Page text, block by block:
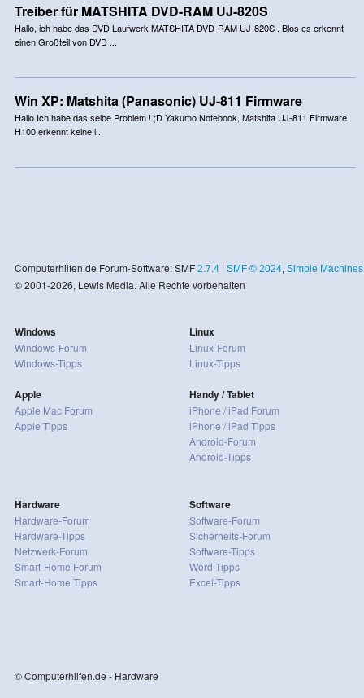
Treiber für MATSHITA DVD-RAM UJ-820S
Hallo, ich habe das DVD Laufwerk MATSHITA DVD-RAM UJ-820S . Blos es erkennt
einen Großteil von DVD ...
Win XP: Matshita (Panasonic) UJ-811 Firmware
Hallo Ich habe das selbe Problem ! ;D Yakumo Notebook, Matshita UJ-811 Firmware
H100 erkennt keine l...
Computerhilfen.de Forum-Software: SMF 2.7.4| SMF © 2024, Simple Machines
© 2001-2026, Lewis Media. Alle Rechte vorbehalten
Windows
Windows-Forum
Windows-Tipps
Apple
Apple Mac Forum
Apple Tipps
Linux
Linux-Forum
Linux-Tipps
Handy / Tablet
iPhone / iPad Forum
iPhone / iPad Tipps
Android-Forum
Android-Tipps
Hardware
Hardware-Forum
Hardware-Tipps
Netzwerk-Forum
Smart-Home Forum
Smart-Home Tipps
Software
Software-Forum
Sicherheits-Forum
Software-Tipps
Word-Tipps
Excel-Tipps
© Computerhilfen.de - Hardware